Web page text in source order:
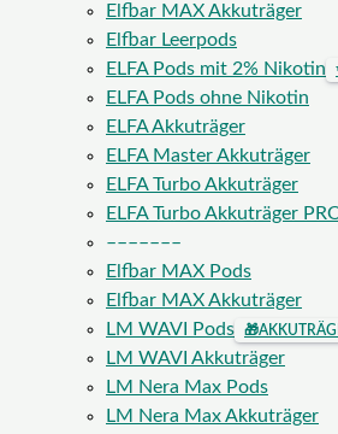
Elfbar MAX Akkuträger
Elfbar Leerpods
ELFA Pods mit 2% Nikotin
ELFA Pods ohne Nikotin
ELFA Akkuträger
ELFA Master Akkuträger
ELFA Turbo Akkuträger
ELFA Turbo Akkuträger
–––––––
Elfbar MAX Pods
Elfbar MAX Akkuträger
LM WAVI Pods
🎁
LM WAVI Akkuträger
LM Nera Max Pods
LM Nera Max Akkuträger